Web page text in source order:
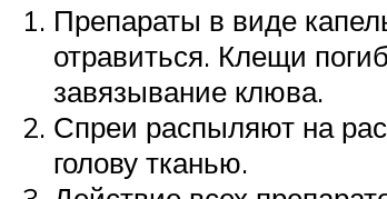
Препараты в виде
отравиться. Клещи
завязывание клюва.
Спреи распыляют на
голову тканью.